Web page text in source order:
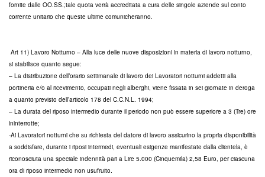
fornite dalle OO.SS.;tale quota verrà accreditata a cura delle singole aziende sul conto
corrente unitario che queste ultime comunicheranno.
Art 11) Lavoro Notturno – Alla luce delle nuove disposizioni in materia di lavoro notturno,
si stabilisce quanto segue:
– La distribuzione dell’orario settimanale di lavoro dei Lavoratori notturni addetti alla
portineria e/o al ricevimento, occupati negli alberghi, viene fissata in sei giornate in deroga
a quanto previsto dell’articolo 178 del C.C.N.L. 1994;
– La durata del riposo intermedio durante il periodo non può essere superiore a 3 (Tre) ore
ininterrotte;
-Ai Lavoratori notturni che su richiesta del datore di lavoro assicurino la propria disponibilità
a soddisfare, durante i riposi intermedi, eventuali esigenze manifestate dalla clientela, è
riconosciuta una speciale indennità pari a Lire 5.000 (Cinquemila) 2,58 Euro, per ciascuna
ora di riposo intermedio non usufruito.